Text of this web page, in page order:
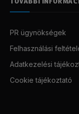
PR ügynökségek
Felhasználási
Adatkezelési
Cookie tájékoztató